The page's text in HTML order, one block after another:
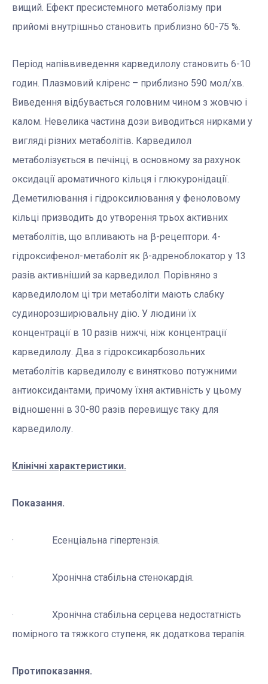
вищий. Ефект пресистемного метаболізму при
прийомі внутрішньо становить приблизно 60-75 %.
Період напіввиведення карведилолу становить 6-10
годин. Плазмовий кліренс – приблизно 590 мол/хв.
Виведення відбувається головним чином з жовчю і
калом. Невелика частина дози виводиться нирками у
вигляді різних метаболітів. Карведилол
метаболізується в печінці, в основному за рахунок
оксидації ароматичного кільця і глюкуронідації.
Деметилювання і гідроксилювання у феноловому
кільці призводить до утворення трьох активних
метаболітів, що впливають на β-рецептори. 4-
гідроксифенол-метаболіт як β-адреноблокатор у 13
разів активніший за карведилол. Порівняно з
карведилолом ці три метаболіти мають слабку
судинорозширювальну дію. У людини їх
концентрації в 10 разів нижчі, ніж концентрації
карведилолу. Два з гідроксикарбозольних
метаболітів карведилолу є винятково потужними
антиоксидантами, причому їхня активність у цьому
відношенні в 30-80 разів перевищує таку для
карведилолу.
Клінічні характеристики.
Показання.
· Есенціальна гіпертензія.
· Хронічна стабільна стенокардія.
· Хронічна стабільна серцева недостатність
помірного та тяжкого ступеня, як додаткова терапія.
Протипоказання.